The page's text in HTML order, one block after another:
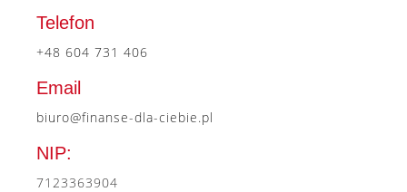
Telefon
+48 604 731 406
Email
biuro@finanse-dla-ciebie.pl
NIP:
7123363904